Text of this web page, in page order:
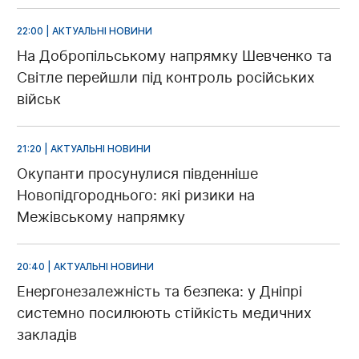
22:00 | АКТУАЛЬНІ НОВИНИ
На Добропільському напрямку Шевченко та
Світле перейшли під контроль російських
військ
21:20 | АКТУАЛЬНІ НОВИНИ
Окупанти просунулися південніше
Новопідгороднього: які ризики на
Межівському напрямку
20:40 | АКТУАЛЬНІ НОВИНИ
Енергонезалежність та безпека: у Дніпрі
системно посилюють стійкість медичних
закладів